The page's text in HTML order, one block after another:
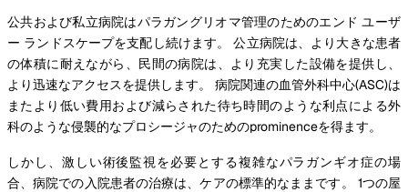
公共および私立病院はパラガングリオマ管理のためのエンド ユーザ
ー ランドスケープを支配し続けます。 公立病院は、より大きな患者
の体積に耐えながら、民間の病院は、より充実した設備を提供し、
より迅速なアクセスを提供します。 病院関連の血管外科中心(ASC)は
またより低い費用および減らされた待ち時間のような利点による外
科のような侵襲的なプロシージャのためのprominenceを得ます。
しかし、激しい術後監視を必要とする複雑なパラガンギオ症の場
合、病院での入院患者の治療は、ケアの標準的なままです。 1つの屋